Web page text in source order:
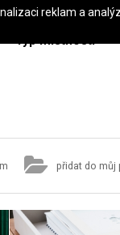
Typ místnosti
přidat do můj
reklam a